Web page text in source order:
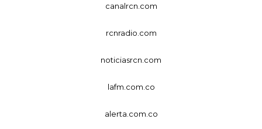
canalrcn.com
rcnradio.com
noticiasrcn.com
lafm.com.co
alerta.com.co